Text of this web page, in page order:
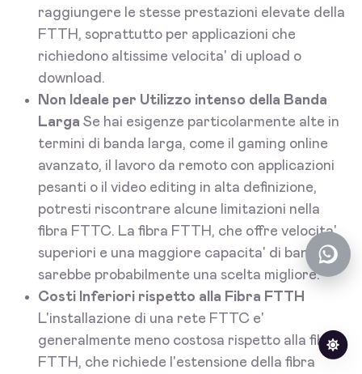
raggiungere le stesse prestazioni elevate della
FTTH, soprattutto per applicazioni che
richiedono altissime velocita' di upload o
download.
Non Ideale per Utilizzo intenso della Banda
Larga Se hai esigenze particolarmente alte in
termini di banda larga, come il gaming online
avanzato, il lavoro da remoto con applicazioni
pesanti o il video editing in alta definizione,
potresti riscontrare alcune limitazioni nella
fibra FTTC. La fibra FTTH, che offre velocita'
superiori e una maggiore capacita' di banda,
sarebbe probabilmente una scelta migliore.
Costi Inferiori rispetto alla Fibra FTTH
L'installazione di una rete FTTC e'
generalmente meno costosa rispetto alla fibra
FTTH, che richiede l'estensione della fibra